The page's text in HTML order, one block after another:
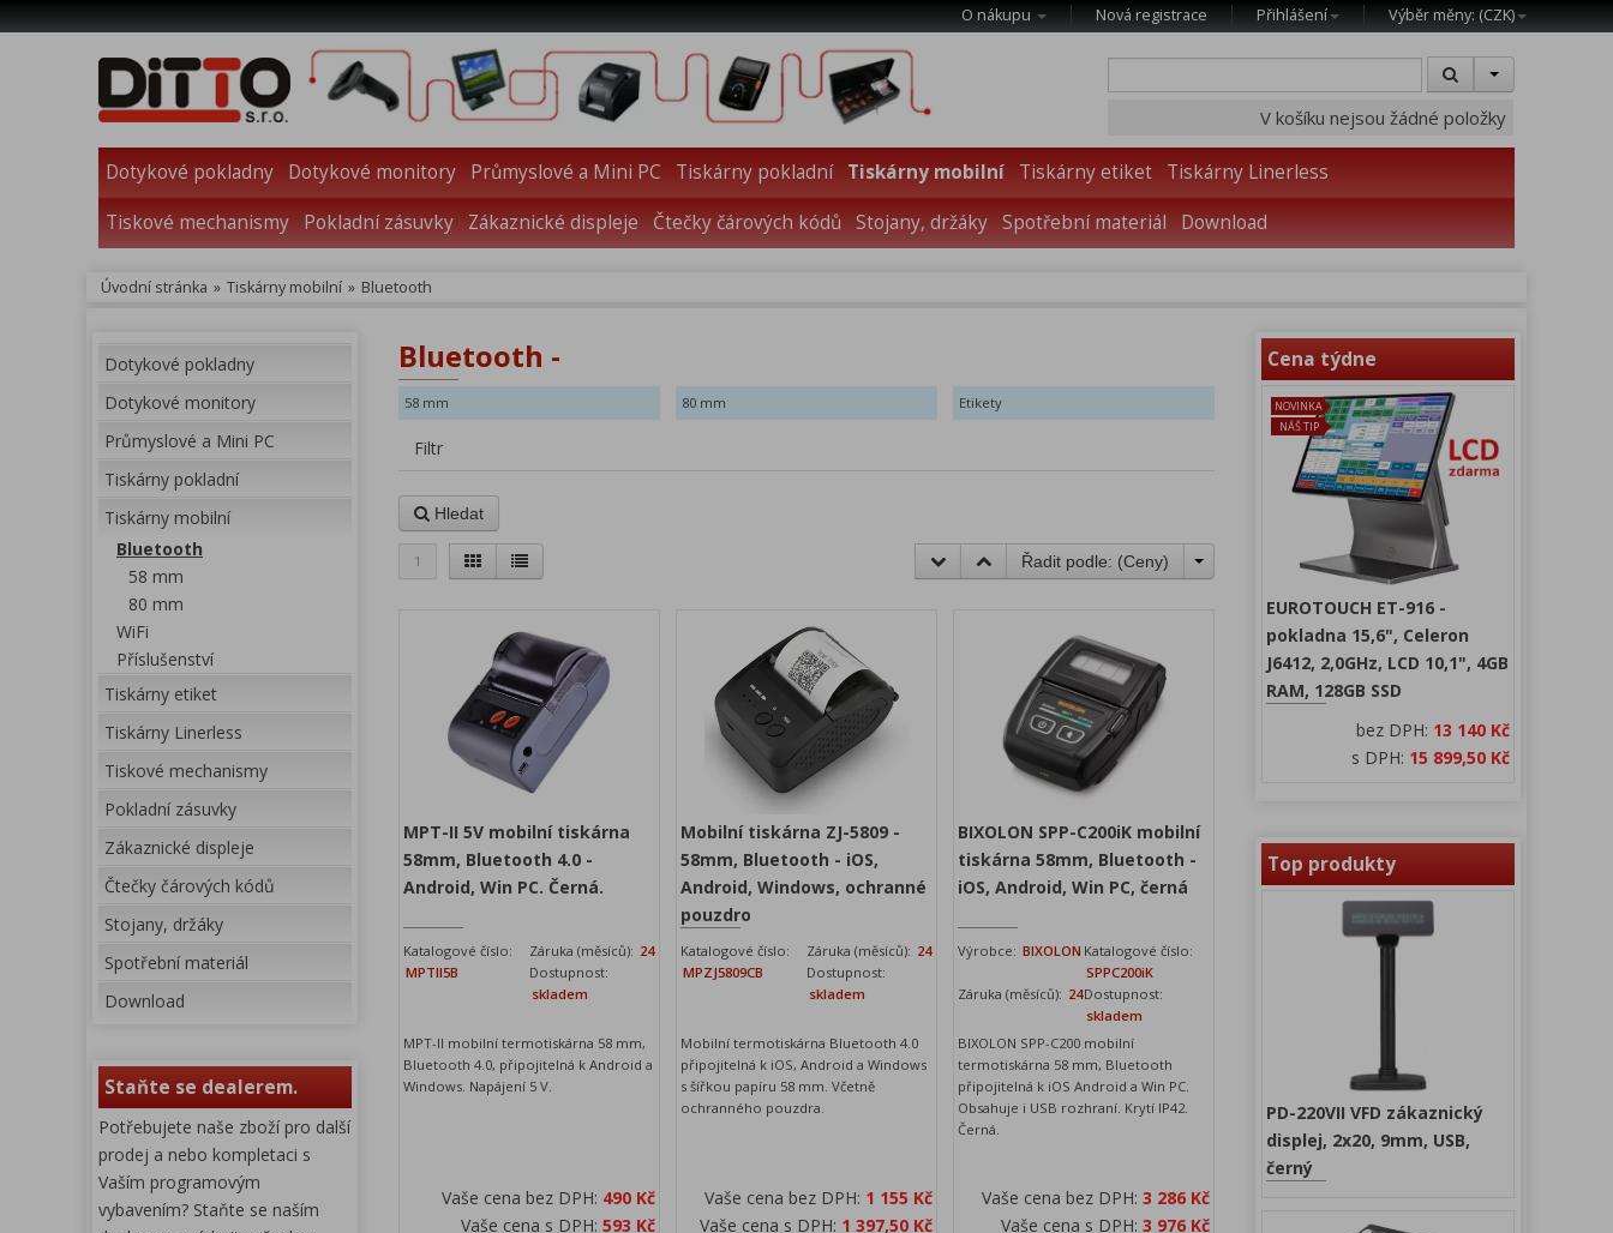
O nákupu Nová registrace Přihlášení Výběr měny: (CZK)
V košíku nejsou žádné položky
Dotykové pokladny Dotykové monitory Průmyslové a Mini PC Tiskárny pokladní Tiskárny mobilní Tiskárny etiket
Tiskárny Linerless
Tiskové mechanismy
Pokladní zásuvky Zákaznické displeje Čtečky čárových kódů Stojany, držáky Spotřební materiál Download
Úvodní stránka » Tiskárny mobilní » Bluetooth
Dotykové pokladny
Dotykové monitory
Průmyslové a Mini PC
Tiskárny pokladní
Tiskárny mobilní
Bluetooth
58 mm
80 mm
WiFi
Příslušenství
Tiskárny etiket
Tiskárny Linerless
Tiskové mechanismy
Pokladní zásuvky
Zákaznické displeje
Čtečky čárových kódů
Stojany, držáky
Spotřební materiál
Download
Staňte se dealerem.
Potřebujete naše zboží pro další
prodej a nebo kompletaci s
Vaším programovým
vybavením? Staňte se naším
Bluetooth -
58 mm 80 mm Etikety
Filtr
Hledat
1 Řadit podle: (Ceny)
MPT-II 5V mobilní tiskárna
58mm, Bluetooth 4.0 -
Android, Win PC. Černá.
Katalogové číslo:
MPTII5B
Záruka (měsíců): 24
Dostupnost:
skladem
MPT-II mobilní termotiskárna 58 mm,
Bluetooth 4.0, připojitelná k Android a
Windows. Napájení 5 V.
Vaše cena bez DPH: 490 Kč
Vaše cena s DPH: 593 Kč
Mobilní tiskárna ZJ-5809 -
58mm, Bluetooth - iOS,
Android, Windows, ochranné
pouzdro
Katalogové číslo:
MPZJ5809CB
Záruka (měsíců): 24
Dostupnost:
skladem
Mobilní termotiskárna Bluetooth 4.0
připojitelná k iOS, Android a Windows
s šířkou papíru 58 mm. Včetně
ochranného pouzdra.
Vaše cena bez DPH: 1 155 Kč
Vaše cena s DPH: 1 397,50 Kč
BIXOLON SPP-C200iK mobilní
tiskárna 58mm, Bluetooth -
iOS, Android, Win PC, černá
Výrobce: BIXOLON Katalogové číslo:
SPPC200iK
Záruka (měsíců): 24Dostupnost:
skladem
BIXOLON SPP-C200 mobilní
termotiskárna 58 mm, Bluetooth
připojitelná k iOS Android a Win PC.
Obsahuje i USB rozhraní. Krytí IP42.
Černá.
Vaše cena bez DPH: 3 286 Kč
Vaše cena s DPH: 3 976 Kč
Cena týdne
NOVINKA
NÁŠ TIP
EUROTOUCH ET-916 -
pokladna 15,6", Celeron
J6412, 2,0GHz, LCD 10,1", 4GB
RAM, 128GB SSD
bez DPH: 13 140 Kč
s DPH: 15 899,50 Kč
Top produkty
PD-220VII VFD zákaznický
displej, 2x20, 9mm, USB,
černý